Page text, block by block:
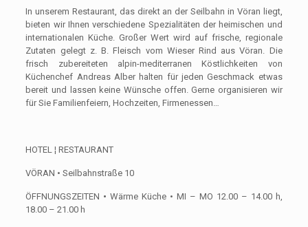
In unserem Restaurant, das direkt an der Seilbahn in Vöran liegt,
bieten wir Ihnen verschiedene Spezialitäten der heimischen und
internationalen Küche. Großer Wert wird auf frische, regionale
Zutaten gelegt z. B. Fleisch vom Wieser Rind aus Vöran. Die
frisch zubereiteten alpin-mediterranen Köst­lichkeiten von
Küchenchef Andreas Alber hal­ten für jeden Geschmack etwas
bereit und lassen keine Wünsche offen. Gerne organisieren wir
für Sie Familienfeiern, Hochzeiten, Firmenessen…
HOTEL ¦ RESTAURANT
VÖRAN • Seilbahnstraße 10
ÖFFNUNGSZEITEN • Wärme Küche • MI – MO 12.00 – 14.00 h,
18.00 – 21.00 h